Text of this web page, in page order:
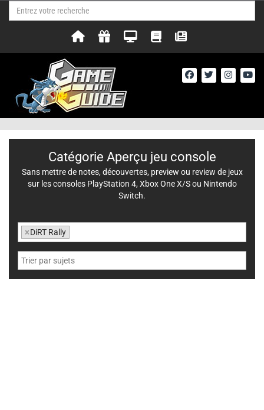
Catégorie Aperçu jeu console
Sans mettre de notes, découvertes, preview ou review de jeux
sur les consoles PlayStation 4, Xbox One X/S ou Nintendo
Switch.
×DiRT Rally